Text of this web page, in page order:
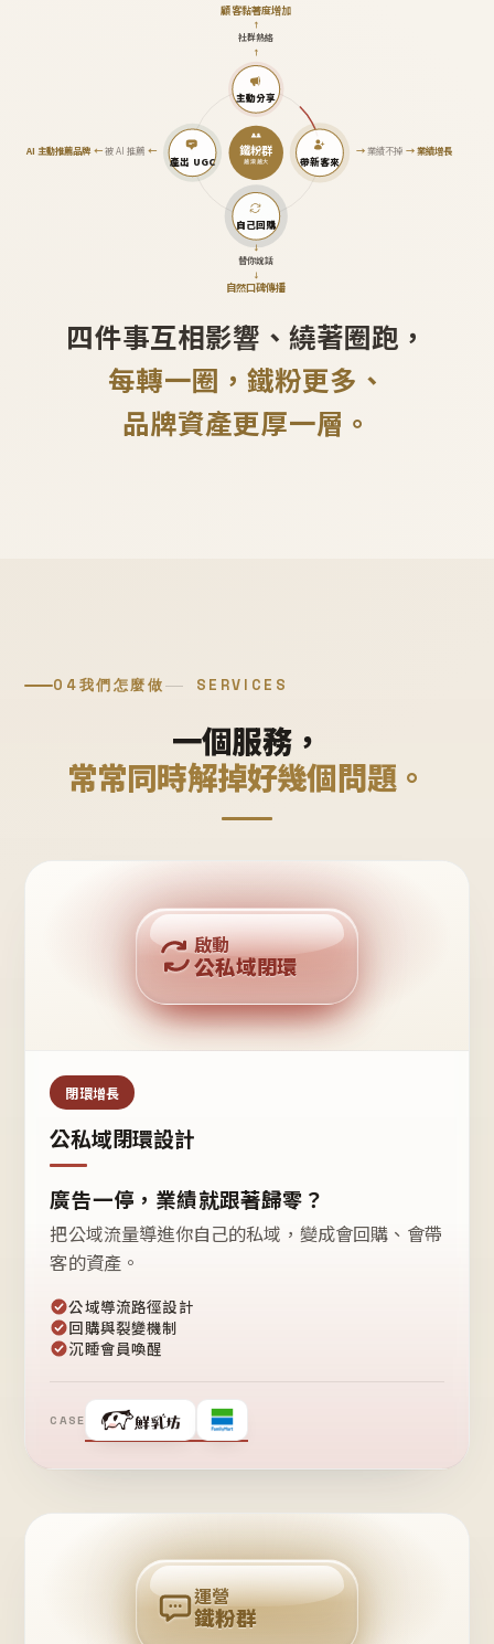
鐵粉群
越滾越大
主動分享
↑
社群熱絡
↑
顧客黏著度增加
帶新客來
→業績不掉 →業績增長
自己回購
↓
替你說話
↓
自然口碑傳播
產出 UGC
AI 主動推薦品牌←被 AI 推薦 ←
四件事互相影響、繞著圈跑，
每轉一圈，鐵粉更多、
品牌資產更厚一層。
04我們怎麼做 SERVICES
一個服務，
常常同時解掉好幾個問題。
公域流量
私域鐵粉
回購複利
啟動
公私域閉環
閉環增長
公私域閉環設計
廣告一停，業績就跟著歸零？
把公域流量導進你自己的私域，變成會回購、會帶
客的資產。
公域導流路徑設計
回購與裂變機制
沉睡會員喚醒
CASE
❤
粉
回
購
運營
鐵粉群